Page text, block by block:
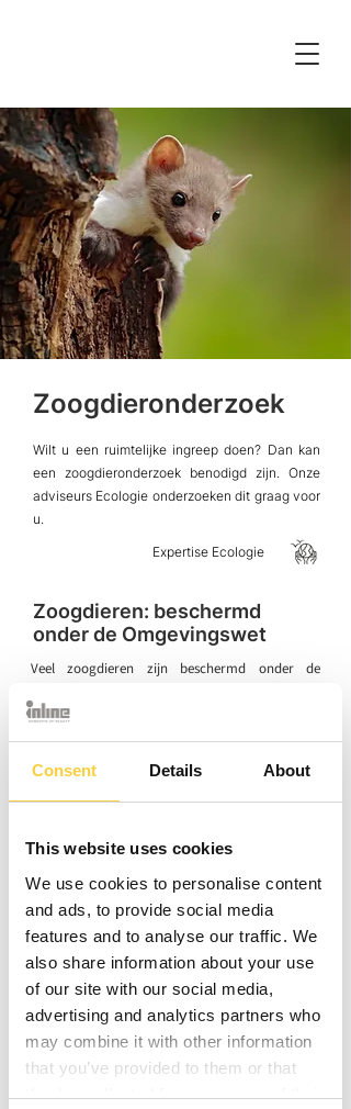
Consent Details About
This website uses cookies
We use cookies to personalise content
and ads, to provide social media
features and to analyse our traffic. We
also share information about your use
of our site with our social media,
advertising and analytics partners who
may combine it with other information
that you’ve provided to them or that
they’ve collected from your use of their
Zoogdieronderzoek
Wilt u een ruimtelijke ingreep doen? Dan kan
een zoogdieronderzoek benodigd zijn. Onze
adviseurs Ecologie onderzoeken dit graag voor
u.
Expertise Ecologie
Zoogdieren: beschermd
onder de Omgevingswet
Veel zoogdieren zijn beschermd onder de
grondgebonden zoogdieren zoals muizen,
bevers, marterachtigen (boom- en steenmarter,
bunzing, wezel, hermelijn, otter en das) of groot
vegetatie of ecologische verbindingszones in
cultuurlandschap of bij (stads)parken.